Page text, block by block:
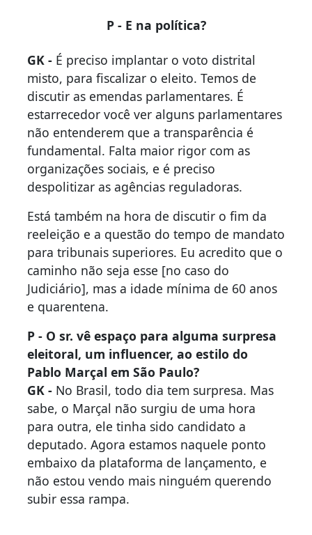
P - E na política?
GK - É preciso implantar o voto distrital
misto, para fiscalizar o eleito. Temos de
discutir as emendas parlamentares. É
estarrecedor você ver alguns parlamentares
não entenderem que a transparência é
fundamental. Falta maior rigor com as
organizações sociais, e é preciso
despolitizar as agências reguladoras.
Está também na hora de discutir o fim da
reeleição e a questão do tempo de mandato
para tribunais superiores. Eu acredito que o
caminho não seja esse [no caso do
Judiciário], mas a idade mínima de 60 anos
e quarentena.
P - O sr. vê espaço para alguma surpresa
eleitoral, um influencer, ao estilo do
Pablo Marçal em São Paulo?
GK - No Brasil, todo dia tem surpresa. Mas
sabe, o Marçal não surgiu de uma hora
para outra, ele tinha sido candidato a
deputado. Agora estamos naquele ponto
embaixo da plataforma de lançamento, e
não estou vendo mais ninguém querendo
subir essa rampa.